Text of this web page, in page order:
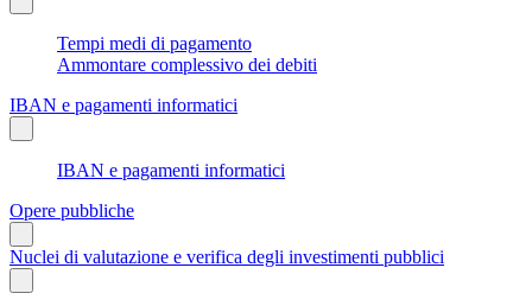
Tempi medi di pagamento
Ammontare complessivo dei debiti
IBAN e pagamenti informatici
IBAN e pagamenti informatici
Opere pubbliche
Nuclei di valutazione e verifica degli investimenti pubblici